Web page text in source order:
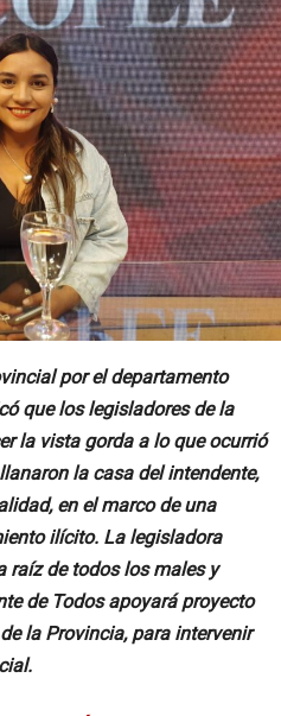
por el departamento
que los legisladores de la
la vista gorda a lo que ocurrió
la casa del intendente,
en el marco de una
ilícito. La legisladora
raíz de todos los males y
de Todos apoyará proyecto
la Provincia, para intervenir